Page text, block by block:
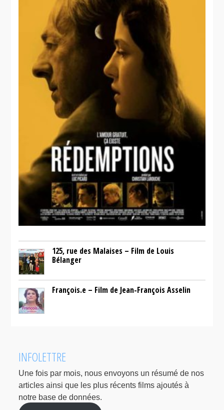
125, rue des Malaises – Film de Louis
Bélanger
François.e – Film de Jean-François Asselin
INFOLETTRE
Une fois par mois, nous envoyons un résumé de nos
articles ainsi que les plus récents films ajoutés à
notre base de données.